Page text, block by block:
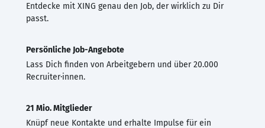
Entdecke mit XING genau den Job, der wirklich zu Dir
passt.
Persönliche Job-Angebote
Lass Dich finden von Arbeitgebern und über 20.000
Recruiter·innen.
21 Mio. Mitglieder
Knüpf neue Kontakte und erhalte Impulse für ein